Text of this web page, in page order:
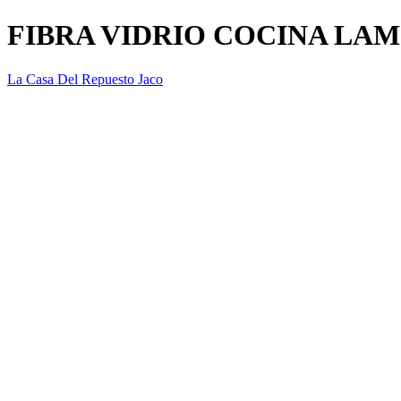
FIBRA VIDRIO COCINA
La Casa Del Repuesto Jaco